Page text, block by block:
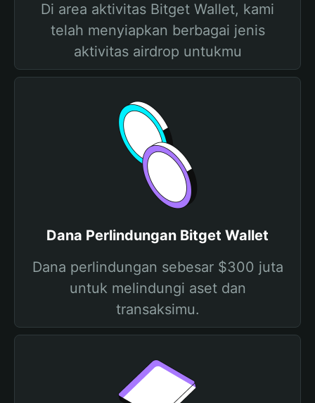
Di area aktivitas Bitget Wallet, kami
telah menyiapkan berbagai jenis
aktivitas airdrop untukmu
Dana Perlindungan Bitget Wallet
Dana perlindungan sebesar $300 juta
untuk melindungi aset dan
transaksimu.